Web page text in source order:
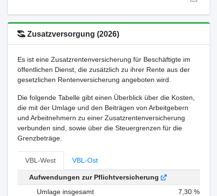
Zusatzversorgung (2026)
Es ist eine Zusatzrentenversicherung für Beschäftigte im
öffentlichen Dienst, die zusätzlich zu ihrer Rente aus der
gesetzlichen Rentenversicherung angeboten wird.
Die folgende Tabelle gibt einen Überblick über die Kosten,
die mit der Umlage und den Beiträgen von Arbeitgebern
und Arbeitnehmern zu einer Zusatzrentenversicherung
verbunden sind, sowie über die Steuergrenzen für die
Grenzbeträge.
VBL-West VBL-Ost
Aufwendungen zur Pflichtversicherung
Umlage insgesamt
7,30 %